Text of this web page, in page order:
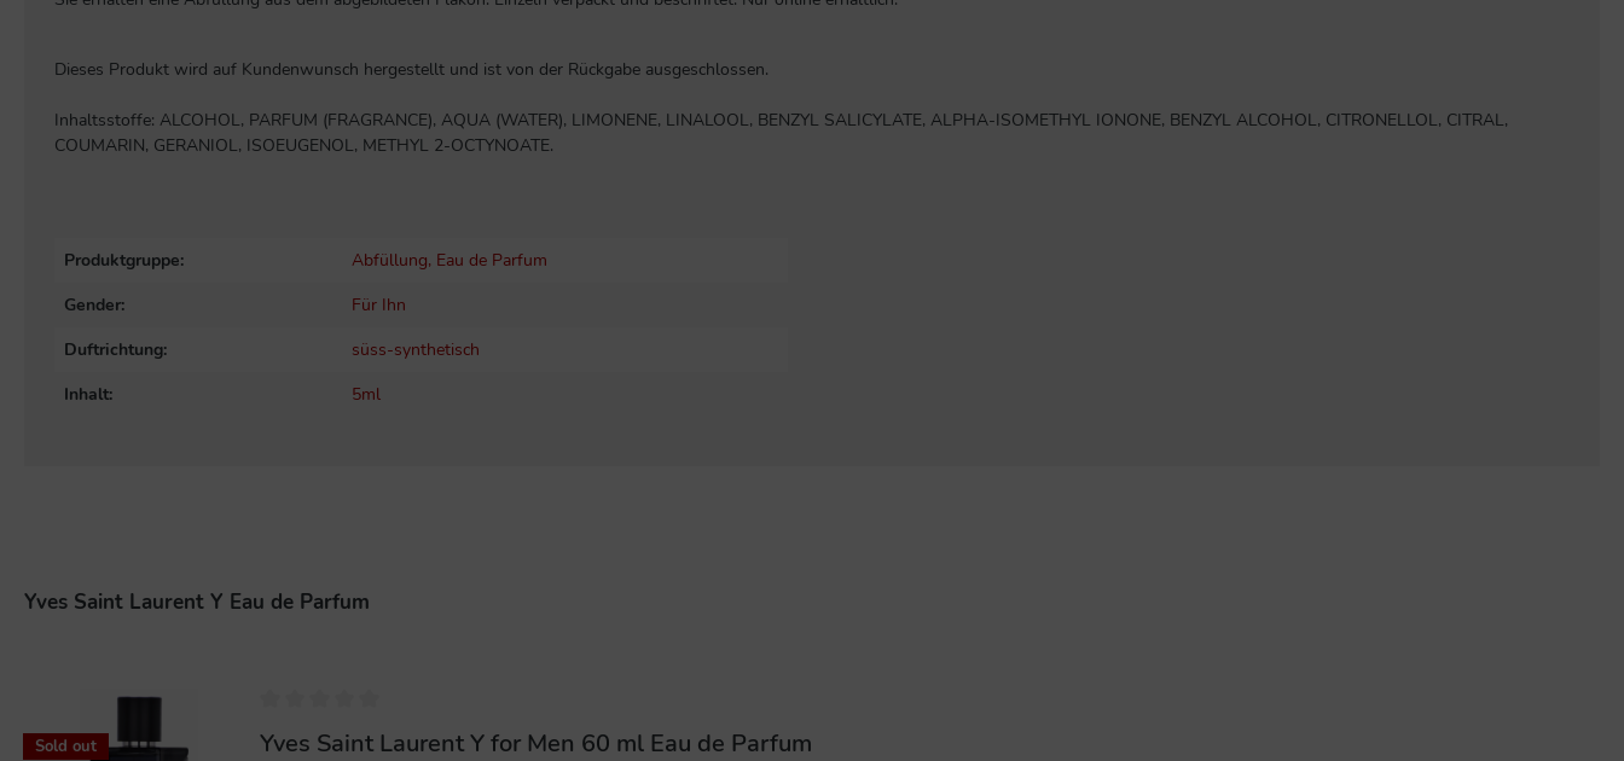
Dieses Produkt wird auf Kundenwunsch hergestellt und ist von der Rückgabe ausgeschlossen.
Inhaltsstoffe: ALCOHOL, PARFUM (FRAGRANCE), AQUA (WATER), LIMONENE, LINALOOL, BENZYL SALICYLATE, ALPHA-ISOMETHYL IONONE, BENZYL ALCOHOL, CITRONELLOL, CITRAL,
COUMARIN, GERANIOL, ISOEUGENOL, METHYL 2-OCTYNOATE.
Produktgruppe: Abfüllung, Eau de Parfum
Gender:
Für Ihn
Duftrichtung:
süss-synthetisch
Inhalt:
5ml
Yves Saint Laurent Y Eau de Parfum
Sold out
Yves Saint Laurent Y for Men 60 ml Eau de Parfum